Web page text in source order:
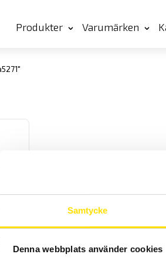
Samtycke
Denna webbplats använder cookies
Produkter Varumärken
hög